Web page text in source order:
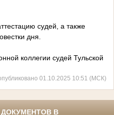
судей, а также
дня.
коллегии судей Тульской
01.10.2025 10:51 (МСК)
В